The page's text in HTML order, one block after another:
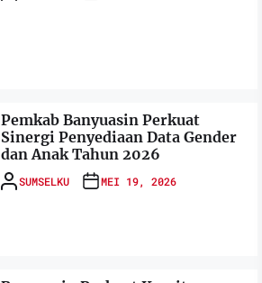
Pemkab Banyuasin Perkuat
Sinergi Penyediaan Data Gender
dan Anak Tahun 2026
SUMSELKU MEI 19, 2026